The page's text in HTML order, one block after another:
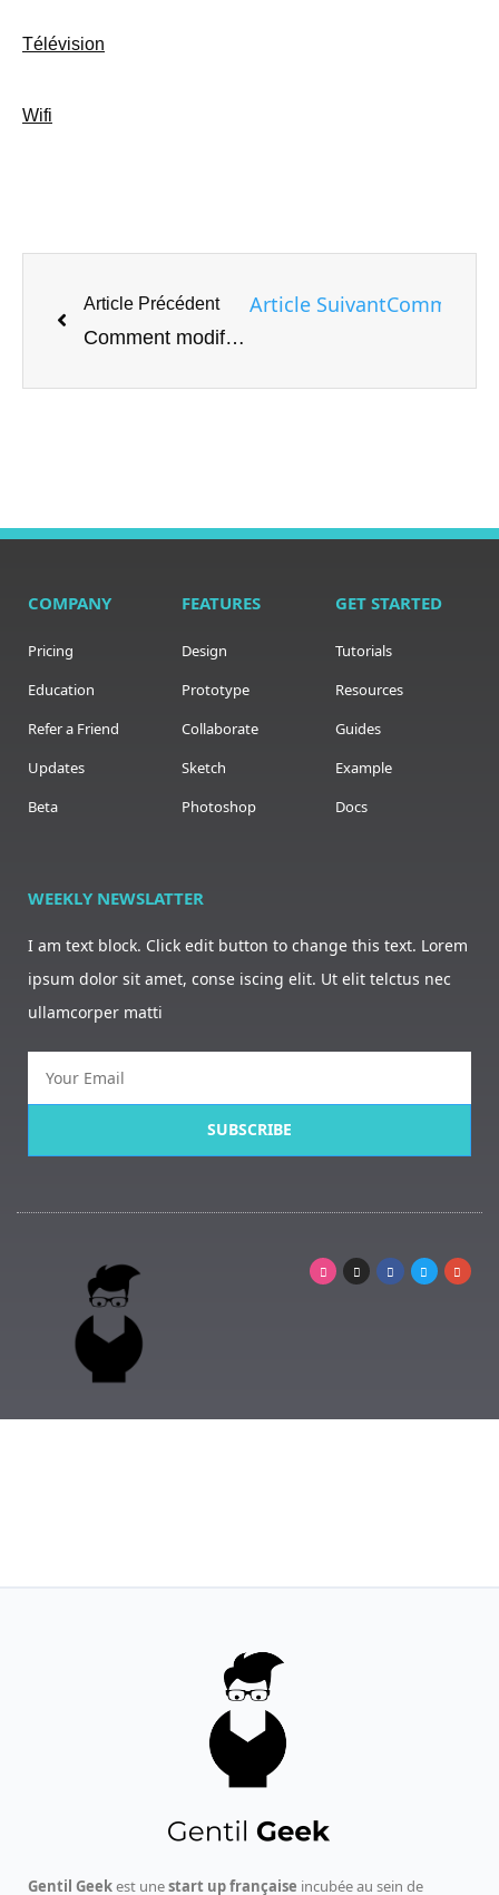
Télévision
Wifi
Article Précédent
Comment modifier l'image du compte utilisateur par défaut sous Windows
Article SuivantComment
COMPANY
Pricing
Education
Refer a Friend
Updates
Beta
FEATURES
Design
Prototype
Collaborate
Sketch
Photoshop
GET STARTED
Tutorials
Resources
Guides
Example
Docs
WEEKLY NEWSLATTER
I am text block. Click edit button to change this text. Lorem
ipsum dolor sit amet, conse iscing elit. Ut elit telctus nec
ullamcorper matti
SUBSCRIBE
Gentil Geekest unestart up française incubée au sein de